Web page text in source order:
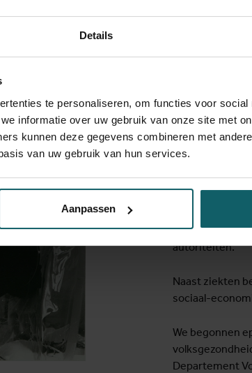
Details
te personaliseren, om functies voor social
informatie over uw gebruik van onze site met
kunnen deze gegevens combineren met
van uw gebruik van hun services.
Aanpassen
Goed
meer
Het gevolg?
werken samen
autoriteiten.
Naast ziekten
sociaal-
We begonnen
Departement